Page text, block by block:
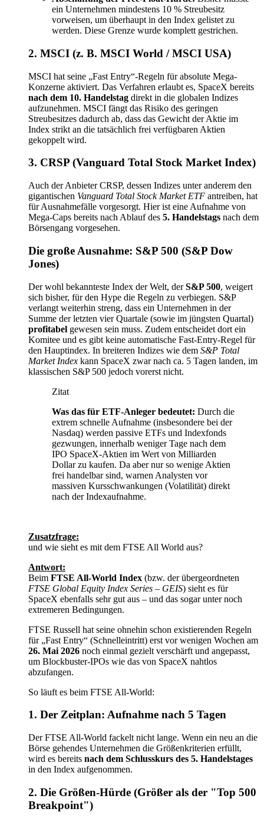
ein Unternehmen mindestens 10 % Streubesitz
vorweisen, um überhaupt in den Index gelistet zu
werden. Diese Grenze wurde komplett gestrichen.
2. MSCI (z. B. MSCI World / MSCI USA)
MSCI hat seine „Fast Entry“-Regeln für absolute Mega-
Konzerne aktiviert. Das Verfahren erlaubt es, SpaceX bereits
nach dem 10. Handelstag direkt in die globalen Indizes
aufzunehmen. MSCI fängt das Risiko des geringen
Streubesitzes dadurch ab, dass das Gewicht der Aktie im
Index strikt an die tatsächlich frei verfügbaren Aktien
gekoppelt wird.
3. CRSP (Vanguard Total Stock Market Index)
Auch der Anbieter CRSP, dessen Indizes unter anderem den
gigantischen Vanguard Total Stock Market ETF antreiben, hat
für Ausnahmefälle vorgesorgt. Hier ist eine Aufnahme von
Mega-Caps bereits nach Ablauf des 5. Handelstags nach dem
Börsengang vorgesehen.
Die große Ausnahme: S&P 500 (S&P Dow
Jones)
Der wohl bekannteste Index der Welt, derS&P 500, weigert
sich bisher, für den Hype die Regeln zu verbiegen. S&P
verlangt weiterhin streng, dass ein Unternehmen in der
Summe der letzten vier Quartale (sowie im jüngsten Quartal)
profitabel gewesen sein muss. Zudem entscheidet dort ein
Komitee und es gibt keine automatische Fast-Entry-Regel für
den Hauptindex. In breiteren Indizes wie dem S&P Total
Market Index kann SpaceX zwar nach ca. 5 Tagen landen, im
klassischen S&P 500 jedoch vorerst nicht.
Zitat
Was das für ETF-Anleger bedeutet: Durch die
extrem schnelle Aufnahme (insbesondere bei der
Nasdaq) werden passive ETFs und Indexfonds
gezwungen, innerhalb weniger Tage nach dem
IPO SpaceX-Aktien im Wert von Milliarden
Dollar zu kaufen. Da aber nur so wenige Aktien
frei handelbar sind, warnen Analysten vor
massiven Kursschwankungen (Volatilität) direkt
nach der Indexaufnahme.
Zusatzfrage:
und wie sieht es mit dem FTSE All World aus?
Antwort:
Beim FTSE All-World Index (bzw. der übergeordneten
FTSE Global Equity Index Series – GEIS) sieht es für
SpaceX ebenfalls sehr gut aus – und das sogar unter noch
extremeren Bedingungen.
FTSE Russell hat seine ohnehin schon existierenden Regeln
für „Fast Entry“ (Schnelleintritt) erst vor wenigen Wochen am
26. Mai 2026 noch einmal gezielt verschärft und angepasst,
um Blockbuster-IPOs wie das von SpaceX nahtlos
abzufangen.
So läuft es beim FTSE All-World:
1. Der Zeitplan: Aufnahme nach 5 Tagen
Der FTSE All-World fackelt nicht lange. Wenn ein neu an die
Börse gehendes Unternehmen die Größenkriterien erfüllt,
wird es bereits nach dem Schlusskurs des 5. Handelstages
in den Index aufgenommen.
2. Die Größen-Hürde (Größer als der "Top 500
Breakpoint")